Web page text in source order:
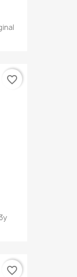
favorite_border
favorite_border